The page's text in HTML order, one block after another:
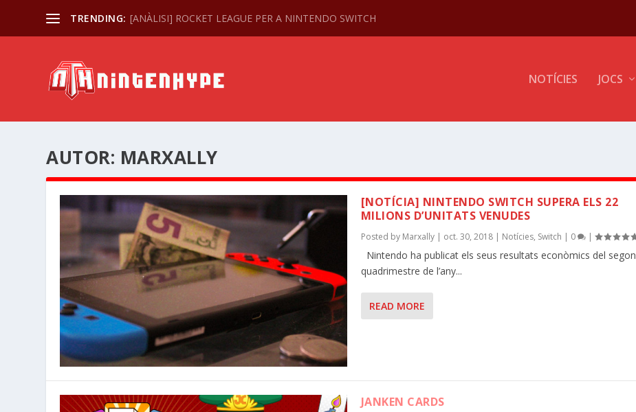
TRENDING: [ANÀLISI] ROCKET LEAGUE PER A NINTENDO SWITCH
NOTÍCIES JOCS
AUTOR: MARXALLY
[NOTÍCIA] NINTENDO SWITCH SUPERA ELS 22
MILIONS D’UNITATS VENUDES
Posted by Marxally| oct. 30, 2018| Notícies, Switch | 0 |
Nintendo ha publicat els seus resultats econòmics del segon
quadrimestre de l’any...
READ MORE
JANKEN CARDS